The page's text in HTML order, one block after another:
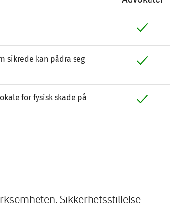
sikrede kan pådra seg
for fysisk skade på
Sikkerhetsstillelse